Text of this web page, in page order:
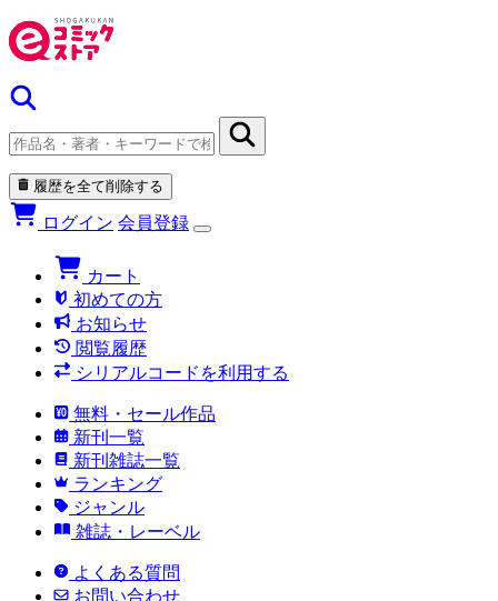
履歴を全て削除する
ログイン 会員登録
カート
初めての方
お知らせ
閲覧履歴
シリアルコードを利用する
無料・セール作品
新刊一覧
新刊雑誌一覧
ランキング
ジャンル
雑誌・レーベル
よくある質問
お問い合わせ